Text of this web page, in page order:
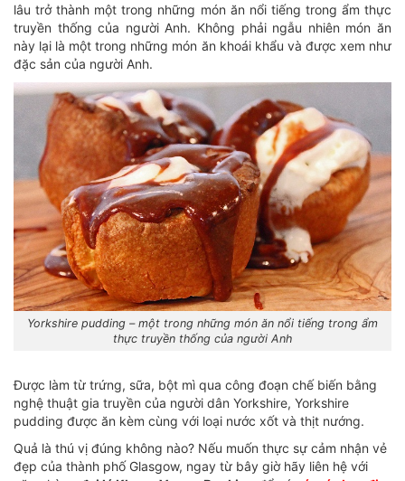
lâu trở thành một trong những món ăn nổi tiếng trong ẩm thực
truyền thống của người Anh. Không phải ngẫu nhiên món ăn
này lại là một trong những món ăn khoái khẩu và được xem như
đặc sản của người Anh.
Yorkshire pudding – một trong những món ăn nổi tiếng trong ẩm
thực truyền thống của người Anh
Được làm từ trứng, sữa, bột mì qua công đoạn chế biến bằng
nghệ thuật gia truyền của người dân Yorkshire, Yorkshire
pudding được ăn kèm cùng với loại nước xốt và thịt nướng.
Quả là thú vị đúng không nào? Nếu muốn thực sự cảm nhận vẻ
đẹp của thành phố Glasgow, ngay từ bây giờ hãy liên hệ với